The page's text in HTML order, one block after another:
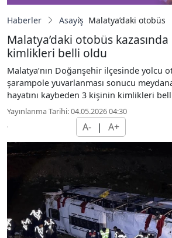
Haberler Asayiş Malatya’daki
Malatya’daki otobüs
kimlikleri belli oldu
Malatya’nın Doğanşehir ilçesinde yolcu
şarampole yuvarlanması sonucu
hayatını kaybeden 3 kişinin kimlikleri
Yayınlanma Tarihi: 04.05.2026 04:30
A- | A+